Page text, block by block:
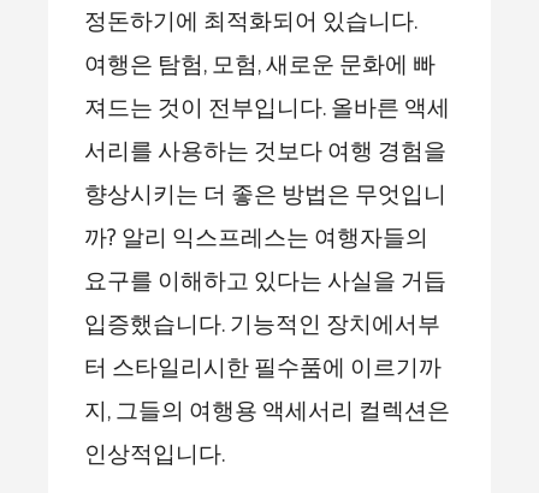
정돈하기에 최적화되어 있습니다.
여행은 탐험, 모험, 새로운 문화에 빠
져드는 것이 전부입니다. 올바른 액세
서리를 사용하는 것보다 여행 경험을
향상시키는 더 좋은 방법은 무엇입니
까? 알리 익스프레스는 여행자들의
요구를 이해하고 있다는 사실을 거듭
입증했습니다. 기능적인 장치에서부
터 스타일리시한 필수품에 이르기까
지, 그들의 여행용 액세서리 컬렉션은
인상적입니다.